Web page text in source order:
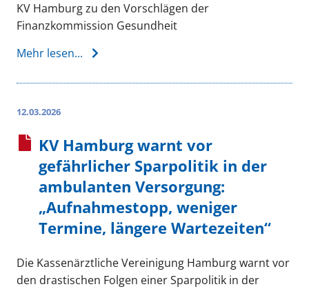
KV Hamburg zu den Vorschlägen der
Finanzkommission Gesundheit
Mehr lesen...
12.03.2026
KV Hamburg warnt vor
gefährlicher Sparpolitik in der
ambulanten Versorgung:
„Aufnahmestopp, weniger
Termine, längere Wartezeiten“
Die Kassenärztliche Vereinigung Hamburg warnt vor
den drastischen Folgen einer Sparpolitik in der